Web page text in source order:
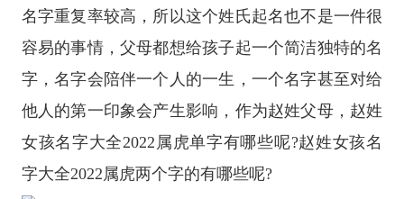
名字重复率较高，所以这个姓氏起名也不是一件很
容易的事情，父母都想给孩子起一个简洁独特的名
字，名字会陪伴一个人的一生，一个名字甚至对给
他人的第一印象会产生影响，作为赵姓父母，赵姓
女孩名字大全2022属虎单字有哪些呢?赵姓女孩名
字大全2022属虎两个字的有哪些呢?